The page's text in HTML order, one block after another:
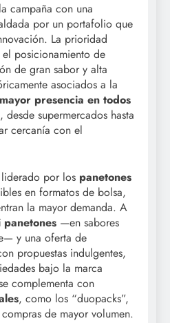
campaña con una
por un portafolio que
La prioridad
posicionamiento de
de gran sabor y alta
asociados a la
mayor presencia en todos
, desde supermercados hasta
cercanía con el
por los panetones
en formatos de bolsa,
la mayor demanda. A
panetones —en sabores
y una oferta de
propuestas indulgentes,
bajo la marca
complementa con
, como los “duopacks”,
de mayor volumen.